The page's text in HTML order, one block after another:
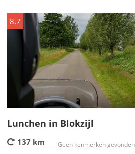
8.7
Lunchen in Blokzijl
137 km Geen kenmerken gevonden